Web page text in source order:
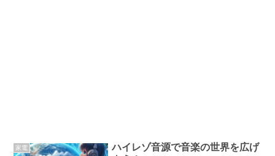
家電
ハイレゾ音源で音楽の世界を広げ